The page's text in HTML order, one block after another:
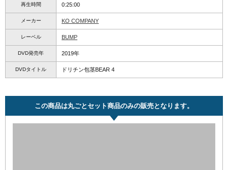
再生時間 0:25:00
メーカー KO COMPANY
レーベル BUMP
DVD発売年 2019年
DVDタイトル ドリチン包茎BEAR 4
この商品は丸ごとセット商品のみの販売となります。